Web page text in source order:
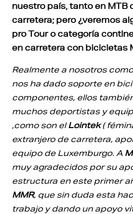
nuestro país, tanto en MTB
carretera; pero ¿veremos
pro Tour o categoría
en carretera con bicicletas
Realmente a nosotros
nos ha dado soporte en
componentes, ellos
muchos deportistas y
,como son elLointek(
extranjero de carretera,
equipo de Luxemburgo. A
muy agradecidos por su
estructura en este primer
MMR, que sin duda esta
trabajo y dando un apoyo